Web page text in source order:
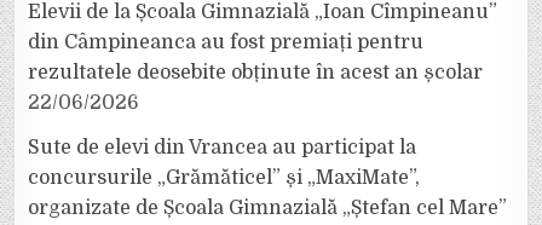
Elevii de la Școala Gimnazială „Ioan Cîmpineanu”
din Câmpineanca au fost premiați pentru
rezultatele deosebite obținute în acest an școlar
22/06/2026
Sute de elevi din Vrancea au participat la
concursurile „Grămăticel” și „MaxiMate”,
organizate de Școala Gimnazială „Ștefan cel Mare”